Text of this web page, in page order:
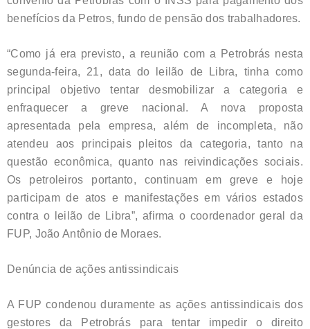
benefícios da Petros, fundo de pensão dos trabalhadores.
“Como já era previsto, a reunião com a Petrobrás nesta
segunda-feira, 21, data do leilão de Libra, tinha como
principal objetivo tentar desmobilizar a categoria e
enfraquecer a greve nacional. A nova proposta
apresentada pela empresa, além de incompleta, não
atendeu aos principais pleitos da categoria, tanto na
questão econômica, quanto nas reivindicações sociais.
Os petroleiros portanto, continuam em greve e hoje
participam de atos e manifestações em vários estados
contra o leilão de Libra”, afirma o coordenador geral da
FUP, João Antônio de Moraes.
Denúncia de ações antissindicais
A FUP condenou duramente as ações antissindicais dos
gestores da Petrobrás para tentar impedir o direito